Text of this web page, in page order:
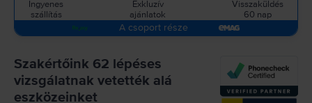
Ingyenes
szállítás
Exkluzív
ajánlatok
Visszaküldés
60 nap
A csoport része
Szakértőink 62 lépéses
vizsgálatnak vetették alá
eszközeinket